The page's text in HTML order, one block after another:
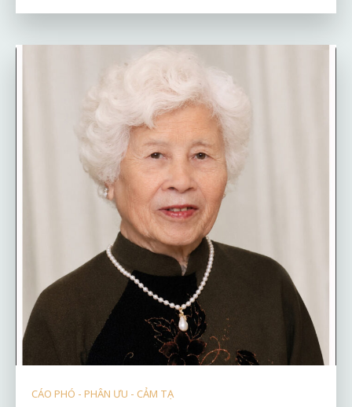
CÁO PHÓ - PHÂN ƯU - CẢM TẠ